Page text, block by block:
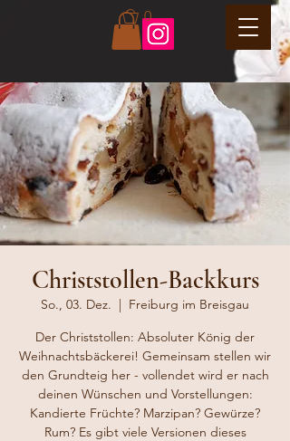
0
Christstollen-Backkurs
So., 03. Dez.
  |
Freiburg im Breisgau
Der Christstollen: Absoluter König der
Weihnachtsbäckerei! Gemeinsam stellen wir
den Grundteig her - vollendet wird er nach
deinen Wünschen und Vorstellungen:
Kandierte Früchte? Marzipan? Gewürze?
Rum? Es gibt viele Versionen dieses